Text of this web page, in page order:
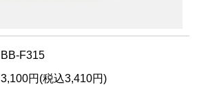
BB-F315
3,100円(税込3,410円)